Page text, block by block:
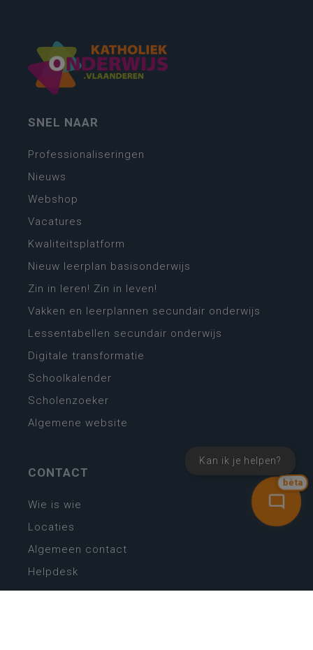
bèta
Kan ik je helpen?
SNEL NAAR
Professionaliseringen
Nieuws
Webshop
Vacatures
Kwaliteitsplatform
Nieuw leerplan basisonderwijs
Zin in leren! Zin in leven!
Vakken en leerplannen secundair onderwijs
Lessentabellen secundair onderwijs
Digitale transformatie
Schoolkalender
Scholenzoeker
Algemene website
CONTACT
Wie is wie
Locaties
Algemeen contact
Helpdesk